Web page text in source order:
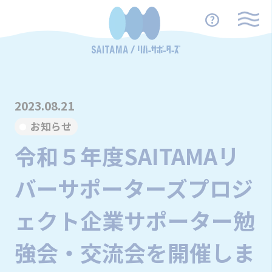
2023.08.21
お知らせ
令和５年度SAITAMAリ
バーサポーターズプロジ
ェクト企業サポーター勉
強会・交流会を開催しま